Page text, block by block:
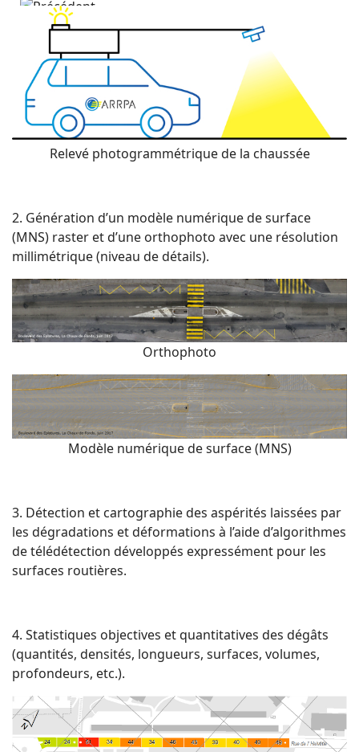
Relevé photogrammétrique de la chaussée
2. Génération d’un modèle numérique de surface
(MNS) raster et d’une orthophoto avec une résolution
millimétrique (niveau de détails).
Orthophoto
Modèle numérique de surface (MNS)
3. Détection et cartographie des aspérités laissées par
les dégradations et déformations à l’aide d’algorithmes
de télédétection développés expressément pour les
surfaces routières.
4. Statistiques objectives et quantitatives des dégâts
(quantités, densités, longueurs, surfaces, volumes,
profondeurs, etc.).